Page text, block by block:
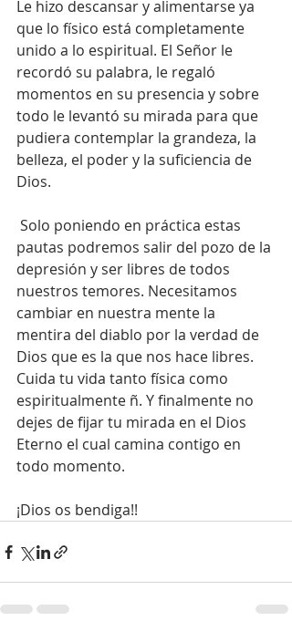
Le hizo descansar y alimentarse ya
que lo físico está completamente
unido a lo espiritual. El Señor le
recordó su palabra, le regaló
momentos en su presencia y sobre
todo le levantó su mirada para que
pudiera contemplar la grandeza, la
belleza, el poder y la suficiencia de
Dios.
pautas podremos salir del pozo de la
depresión y ser libres de todos
nuestros temores. Necesitamos
cambiar en nuestra mente la
mentira del diablo por la verdad de
Dios que es la que nos hace libres.
Cuida tu vida tanto física como
espiritualmente ñ. Y finalmente no
dejes de fijar tu mirada en el Dios
Eterno el cual camina contigo en
todo momento.
¡Dios os bendiga!!